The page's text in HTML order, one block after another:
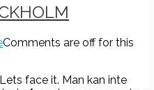
Comments are off for this
face it. Man kan inte